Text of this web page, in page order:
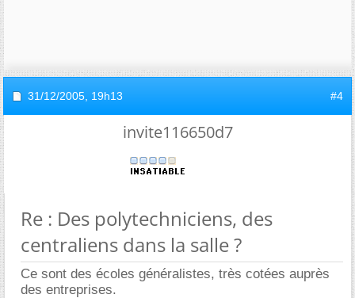
31/12/2005, 19h13 #4
invite116650d7
Re : Des polytechniciens, des
centraliens dans la salle ?
Ce sont des écoles généralistes, très cotées auprès
des entreprises.